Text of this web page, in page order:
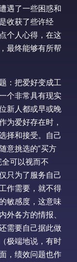
遇了一些困惑和
收获了些许经
个人心得，在这
最终能够有所帮
：把爱好变成工
个非常具有现实
新人都或早或晚
为爱好存在时，
择和接受。自己
意挑选的“买方
可以视而不
只为了服务自己
作需要，就不得
敏感度，这意味
外各方的情报、
需要自己据此做
极端地说，有时
，绩效问题也作